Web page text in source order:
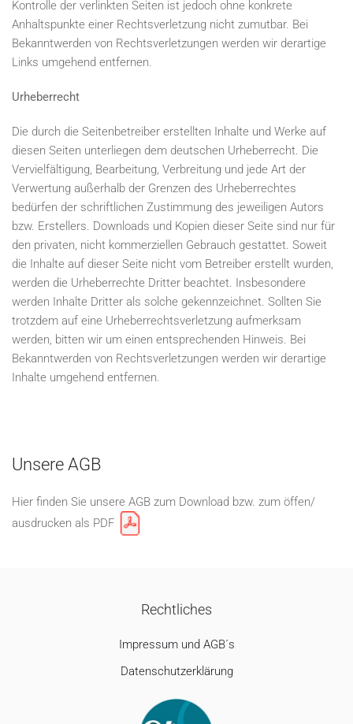
Kontrolle der verlinkten Seiten ist jedoch ohne konkrete
Anhaltspunkte einer Rechtsverletzung nicht zumutbar. Bei
Bekanntwerden von Rechtsverletzungen werden wir derartige
Links umgehend entfernen.
Urheberrecht
Die durch die Seitenbetreiber erstellten Inhalte und Werke auf
diesen Seiten unterliegen dem deutschen Urheberrecht. Die
Vervielfältigung, Bearbeitung, Verbreitung und jede Art der
Verwertung außerhalb der Grenzen des Urheberrechtes
bedürfen der schriftlichen Zustimmung des jeweiligen Autors
bzw. Erstellers. Downloads und Kopien dieser Seite sind nur für
den privaten, nicht kommerziellen Gebrauch gestattet. Soweit
die Inhalte auf dieser Seite nicht vom Betreiber erstellt wurden,
werden die Urheberrechte Dritter beachtet. Insbesondere
werden Inhalte Dritter als solche gekennzeichnet. Sollten Sie
trotzdem auf eine Urheberrechtsverletzung aufmerksam
werden, bitten wir um einen entsprechenden Hinweis. Bei
Bekanntwerden von Rechtsverletzungen werden wir derartige
Inhalte umgehend entfernen.
Unsere AGB
Hier finden Sie unsere AGB zum Download bzw. zum öffen/
ausdrucken als PDF
Rechtliches
Impressum und AGB´s
Datenschutzerklärung